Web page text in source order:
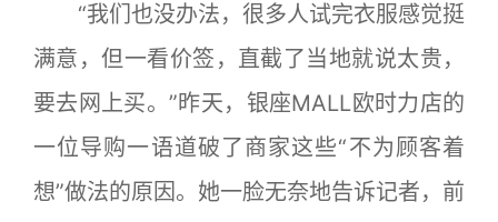
“我们也没办法，很多人试完衣服感觉挺
满意，但一看价签，直截了当地就说太贵，
要去网上买。”昨天，银座MALL欧时力店的
一位导购一语道破了商家这些“不为顾客着
想”做法的原因。她一脸无奈地告诉记者，前